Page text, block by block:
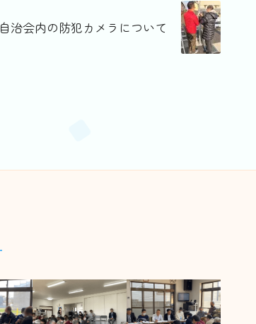
自治会内の防犯カメラについて